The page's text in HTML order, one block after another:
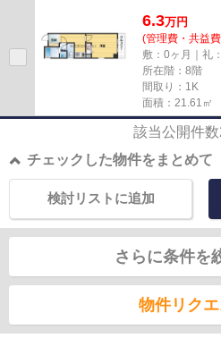
6.3万円
(管理費・共益
敷：0ヶ月｜礼
所在階：8階
間取り：1K
面積：21.61㎡
該当公開件数
チェックした物件をまとめて
検討リストに追加
さらに条件を
物件リクエ